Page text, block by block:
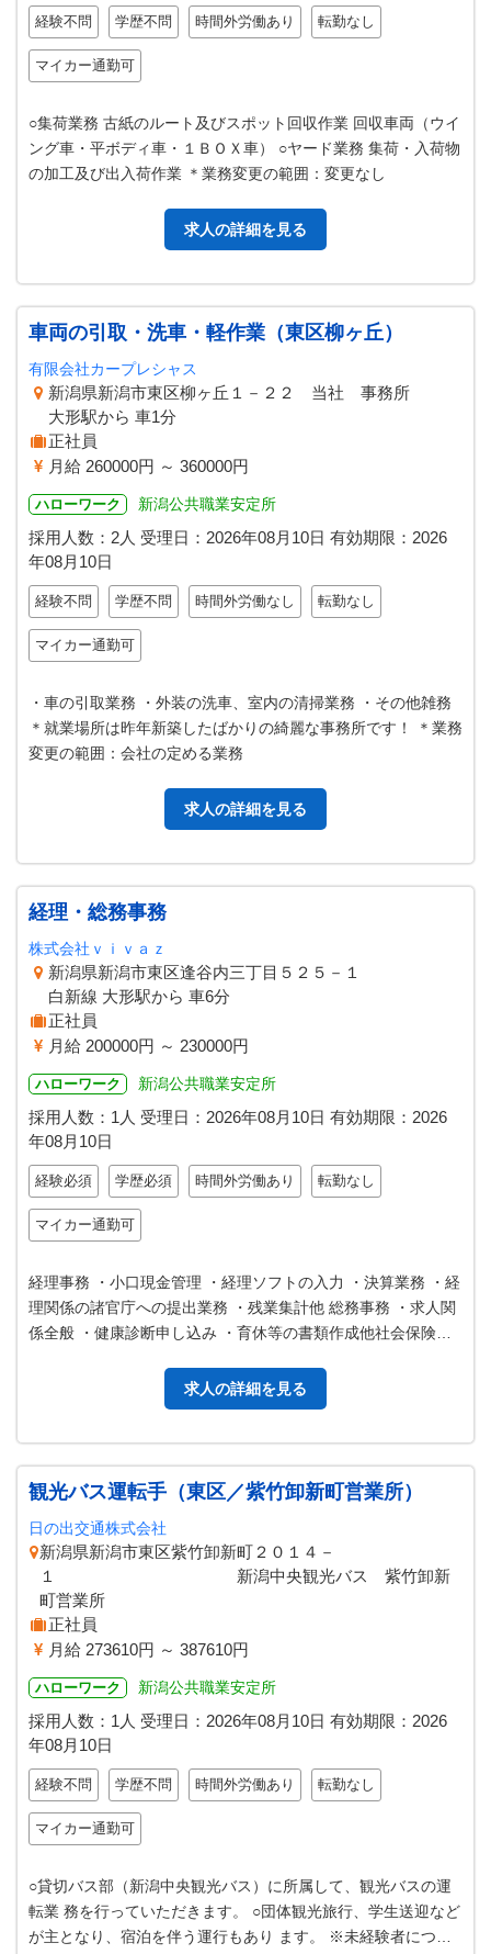
経験不問 学歴不問 時間外労働あり 転勤なし
マイカー通勤可
○集荷業務 古紙のルート及びスポット回収作業 回収車両（ウイ
ング車・平ボディ車・１ＢＯＸ車） ○ヤード業務 集荷・入荷物
の加工及び出入荷作業 ＊業務変更の範囲：変更なし
求人の詳細を見る
車両の引取・洗車・軽作業（東区柳ヶ丘）
有限会社カープレシャス
新潟県新潟市東区柳ヶ丘１－２２ 当社 事務所
大形駅から 車1分
正社員
月給 260000円 ～ 360000円
ハローワーク 新潟公共職業安定所
採用人数：2人 受理日： 2026年08月10日 有効期限： 2026
年08月10日
経験不問 学歴不問 時間外労働なし 転勤なし
マイカー通勤可
・車の引取業務 ・外装の洗車、室内の清掃業務 ・その他雑務
＊就業場所は昨年新築したばかりの綺麗な事務所です！ ＊業務
変更の範囲：会社の定める業務
求人の詳細を見る
経理・総務事務
株式会社ｖｉｖａｚ
新潟県新潟市東区逢谷内三丁目５２５－１
白新線 大形駅から 車6分
正社員
月給 200000円 ～ 230000円
ハローワーク 新潟公共職業安定所
採用人数：1人 受理日： 2026年08月10日 有効期限： 2026
年08月10日
経験必須 学歴必須 時間外労働あり 転勤なし
マイカー通勤可
経理事務 ・小口現金管理 ・経理ソフトの入力 ・決算業務 ・経
理関係の諸官庁への提出業務 ・残業集計他 総務事務 ・求人関
係全般 ・健康診断申し込み ・育休等の書類作成他社会保険関
求人の詳細を見る
観光バス運転手（東区／紫竹卸新町営業所）
日の出交通株式会社
新潟県新潟市東区紫竹卸新町２０１４－
１ 新潟中央観光バス 紫竹卸新
町営業所
正社員
月給 273610円 ～ 387610円
ハローワーク 新潟公共職業安定所
採用人数：1人 受理日： 2026年08月10日 有効期限： 2026
年08月10日
経験不問 学歴不問 時間外労働あり 転勤なし
マイカー通勤可
○貸切バス部（新潟中央観光バス）に所属して、観光バスの運
転業 務を行っていただきます。 ○団体観光旅行、学生送迎など
が主となり、宿泊を伴う運行もあり ます。 ※未経験者につい